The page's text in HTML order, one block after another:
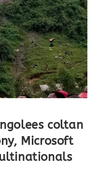
coltan
Microsoft